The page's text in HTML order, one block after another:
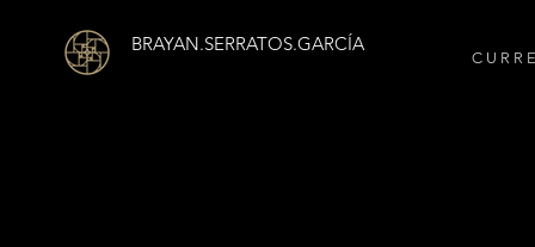
BRAYAN.SERRATOS.GARCÍA
C U R R